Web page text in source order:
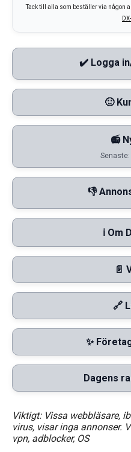
Tack till alla som beställer via någon
✔️ Logga
🙂
📻
Senaste:
👎
ℹ️ Om
📄
🔗
✨
Dagens
Viktigt: Vissa webbläsare,
virus, visar inga annonser.
vpn, adblocker, OS